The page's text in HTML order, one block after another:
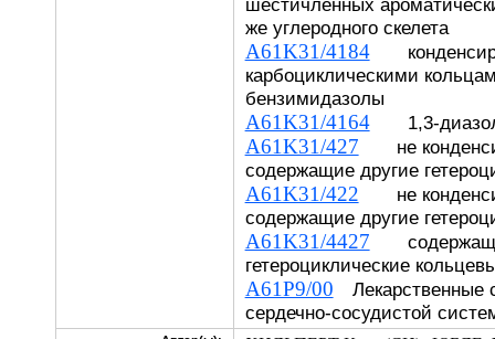
шестичленных
же углеродного скелета
A61K31/4184
карбоциклическими
бензимидазолы
A61K31/41641,3-
A61K31/427 не
содержащие другие
A61K31/422 не
содержащие другие
A61K31/4427
гетероциклические
A61P9/00 Лекарственные
сердечно-сосудистой